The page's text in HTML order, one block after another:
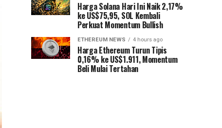
Harga Solana Hari Ini Naik 2,17%
ke US$75,95, SOL Kembali
Perkuat Momentum Bullish
ETHEREUM NEWS 4 hours ago
Harga Ethereum Turun Tipis
0,16% ke US$1.911, Momentum
Beli Mulai Tertahan